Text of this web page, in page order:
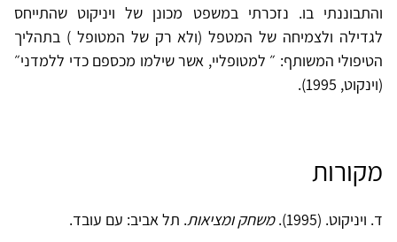
והתבוננתי בו. נזכרתי במשפט מכונן של ויניקוט שהתייחס
לגדילה ולצמיחה של המטפל (ולא רק של המטופל ) בתהליך
הטיפולי המשותף: ״ למטופליי, אשר שילמו מכספם כדי ללמדני״
(וינקוט, 1995).
מקורות
ד. ויניקוט. (1995). משחק ומציאות. תל אביב: עם עובד.